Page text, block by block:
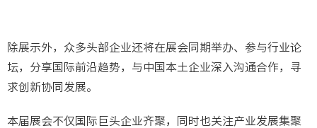
除展示外，众多头部企业还将在展会同期举办、参与行业论
坛，分享国际前沿趋势，与中国本土企业深入沟通合作，寻
求创新协同发展。
本届展会不仅国际巨头企业齐聚，同时也关注产业发展集聚